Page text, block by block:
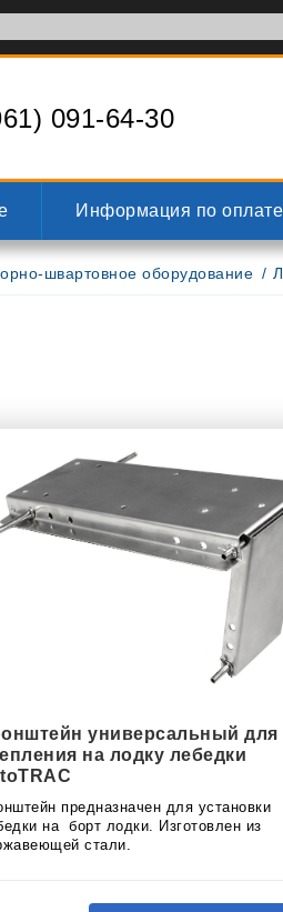
091-64-30
Информация по оплате
швартовное оборудование
универсальный для
на лодку лебедки
предназначен для установки
на борт лодки. Изготовлен из
стали.